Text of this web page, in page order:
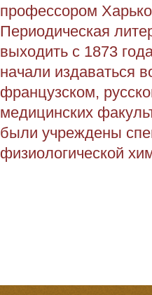
профессором
Периодическая
выходить с 1873
начали издаваться
французском,
медицинских
были учреждены
физиологической